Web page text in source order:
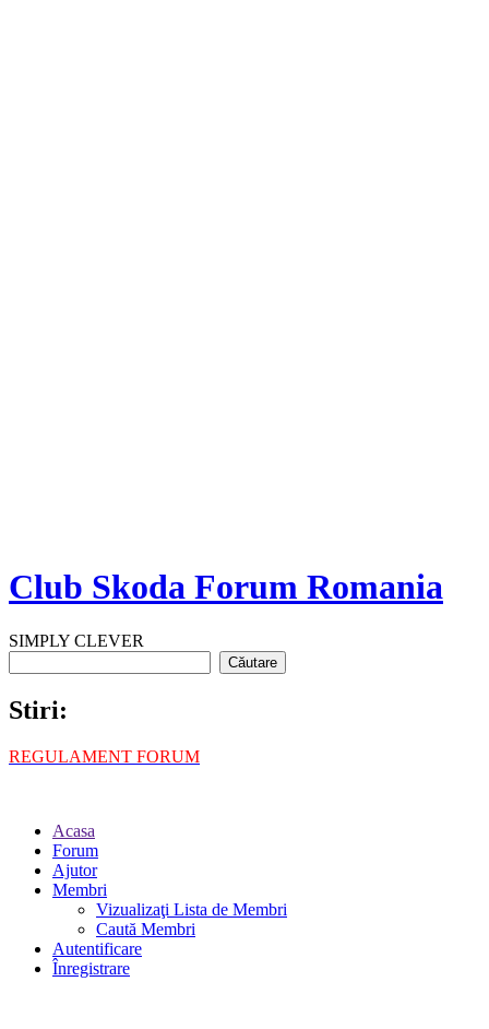
Club Skoda Forum Romania
SIMPLY CLEVER
Stiri:
REGULAMENT FORUM
Acasa
Forum
Ajutor
Membri
Vizualizaţi Lista de Membri
Caută Membri
Autentificare
Înregistrare